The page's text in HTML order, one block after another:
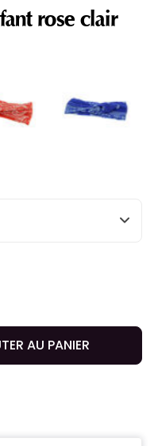
rose clair
AU PANIER